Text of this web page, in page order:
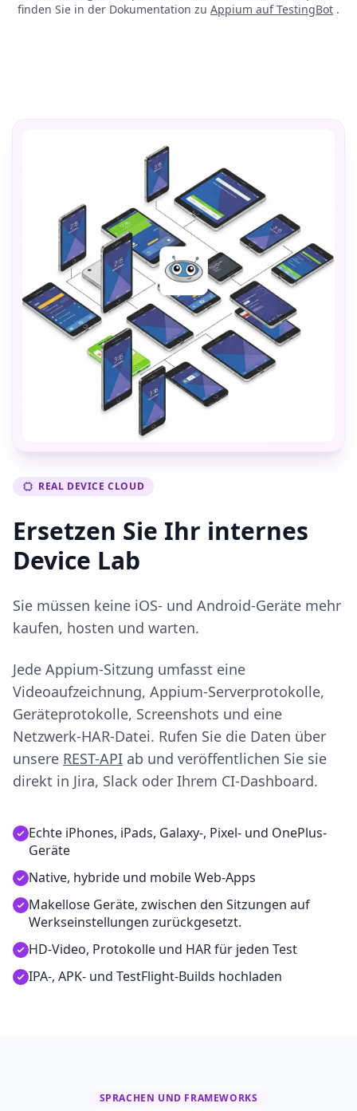
finden Sie in der Dokumentation zu Appium auf TestingBot .
REAL DEVICE CLOUD
Ersetzen Sie Ihr internes
Device Lab
Sie müssen keine iOS- und Android-Geräte mehr
kaufen, hosten und warten.
Jede Appium-Sitzung umfasst eine
Videoaufzeichnung, Appium-Serverprotokolle,
Geräteprotokolle, Screenshots und eine
Netzwerk-HAR-Datei. Rufen Sie die Daten über
unsere REST-API ab und veröffentlichen Sie sie
direkt in Jira, Slack oder Ihrem CI-Dashboard.
Echte iPhones, iPads, Galaxy-, Pixel- und OnePlus-
Geräte
Native, hybride und mobile Web-Apps
Makellose Geräte, zwischen den Sitzungen auf
Werkseinstellungen zurückgesetzt.
HD-Video, Protokolle und HAR für jeden Test
IPA-, APK- und TestFlight-Builds hochladen
SPRACHEN UND FRAMEWORKS